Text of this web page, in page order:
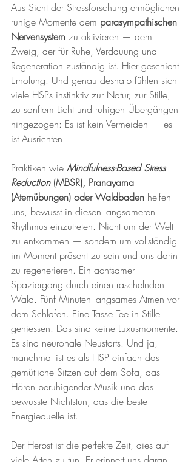
Aus Sicht der Stressforschung ermöglichen
ruhige Momente dem parasympathischen
Nervensystem zu aktivieren — dem
Zweig, der für Ruhe, Verdauung und
Regeneration zuständig ist. Hier geschieht
Erholung. Und genau deshalb fühlen sich
viele HSPs instinktiv zur Natur, zur Stille,
zu sanftem Licht und ruhigen Übergängen
hingezogen: Es ist kein Vermeiden — es
ist Ausrichten.
Praktiken wie Mindfulness-Based Stress
Reduction (MBSR), Pranayama
(Atemübungen) oder Waldbaden helfen
uns, bewusst in diesen langsameren
Rhythmus einzutreten. Nicht um der Welt
zu entkommen — sondern um vollständig
im Moment präsent zu sein und uns darin
zu regenerieren. Ein achtsamer
Spaziergang durch einen raschelnden
Wald. Fünf Minuten langsames Atmen vor
dem Schlafen. Eine Tasse Tee in Stille
geniessen. Das sind keine Luxusmomente.
Es sind neuronale Neustarts. Und ja,
manchmal ist es als HSP einfach das
gemütliche Sitzen auf dem Sofa, das
Hören beruhigender Musik und das
bewusste Nichtstun, das die beste
Energiequelle ist.
Der Herbst ist die perfekte Zeit, dies auf